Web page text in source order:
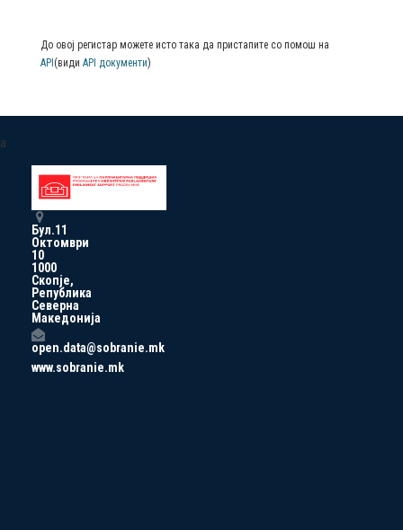
До овој регистар можете исто така да пристапите со помош на
API (види API документи)
a
Бул.11
Октомври
10
1000
Скопје,
Република
Северна
Македонија
open.data@sobranie.mk
www.sobranie.mk